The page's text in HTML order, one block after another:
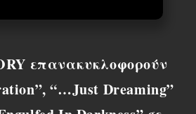
επανακυκλοφορούν
“…Just Dreaming”